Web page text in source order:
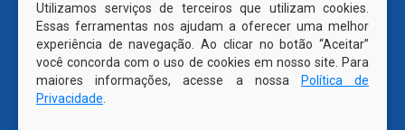
Utilizamos serviços de terceiros que utilizam cookies.
Essas ferramentas nos ajudam a oferecer uma melhor
experiência de navegação. Ao clicar no botão “Aceitar”
você concorda com o uso de cookies em nosso site. Para
maiores informações, acesse a nossa
Política de
Privacidade